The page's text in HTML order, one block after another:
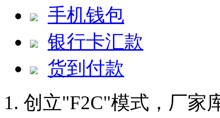
手机钱包
银行卡汇款
货到付款
创立"F2C"模式，厂家